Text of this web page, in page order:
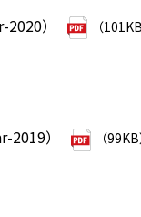
） （
） （